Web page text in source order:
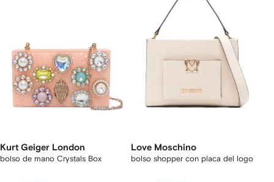
Kurt Geiger London
bolso de mano Crystals Box
Love Moschino
bolso shopper con placa del logo